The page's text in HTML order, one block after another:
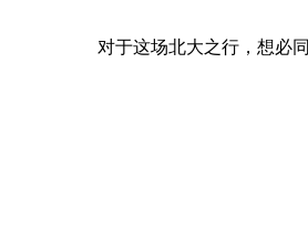
对于这场北大之行，想必